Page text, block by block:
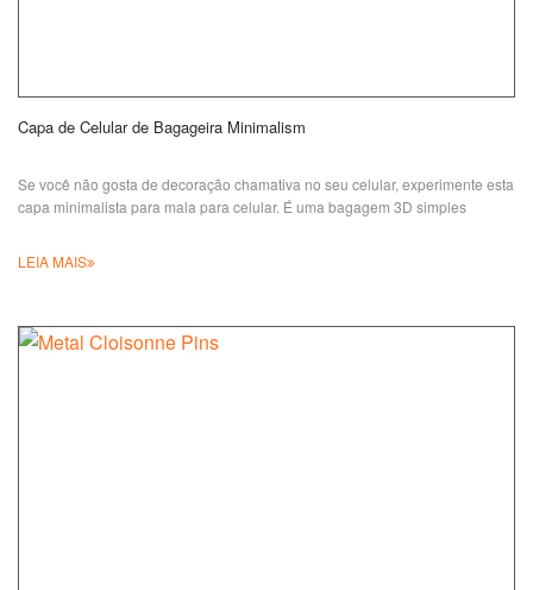
Capa de Celular de Bagageira Minimalism
Se você não gosta de decoração chamativa no seu celular, experimente esta
capa minimalista para mala para celular. É uma bagagem 3D simples
LEIA MAIS